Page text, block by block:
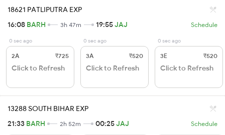
18621 PATLIPUTRA EXP
16:08 BARH 3h 47m 19:55JAJ Schedule
0 sec ago
2A ₹725
Click to Refresh
0 sec ago
3A ₹520
Click to Refresh
0 sec ago
3E ₹520
Click to Refresh
13288 SOUTH BIHAR EXP
21:33 BARH 2h 52m 00:25JAJ Schedule